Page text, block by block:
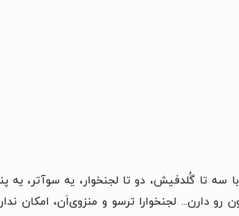
تا گُلدفیش، دو تا لجنخوار، یه سوآتر، یه
لجنخوارا ترسو و منزوی‌اَن، امکان